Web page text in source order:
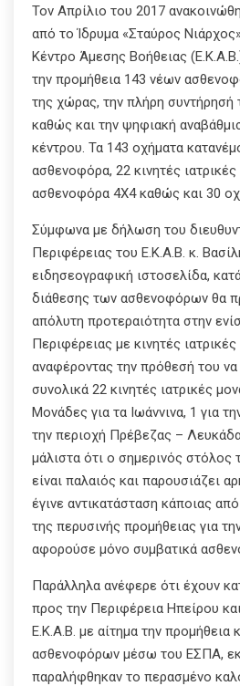
Τον Απρίλιο του 2017
από το Ίδρυμα «Σταύρος
Κέντρο Άμεσης Βοήθειας
την προμήθεια 143 νέων
της χώρας, την πλήρη συντήρησή
καθώς και την ψηφιακή
κέντρου. Τα 143 οχήματα
ασθενοφόρα, 22 κινητές
ασθενοφόρα 4Χ4 καθώς και 30
Σύμφωνα με δήλωση του
Περιφέρειας του Ε.Κ.Α.Β. κ.
ειδησεογραφική ιστοσελίδα,
διάθεσης των ασθενοφόρων θα
απόλυτη προτεραιότητα στην
Περιφέρειας με κινητές
αναφέροντας την πρόθεσή του να
συνολικά 22 κινητές ιατρικές
Μονάδες για τα Ιωάννινα, 1 για
την περιοχή Πρέβεζας –
μάλιστα ότι ο σημερινός
είναι παλαιός και παρουσιάζει
έγινε αντικατάσταση κάποιας
της περυσινής προμήθειας για
αφορούσε μόνο συμβατικά
Παράλληλα ανέφερε ότι έχουν
προς την Περιφέρεια Ηπείρου
Ε.Κ.Α.Β. με αίτημα την προμήθεια
ασθενοφόρων μέσω του ΕΣΠΑ,
παραλήφθηκαν το περασμένο